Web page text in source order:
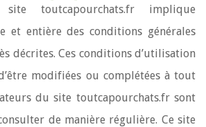
toutcapourchats.fr implique
et entière des conditions générales
décrites. Ces conditions d’utilisation
modifiées ou complétées à tout
du site toutcapourchats.fr sont
de manière régulière. Ce site